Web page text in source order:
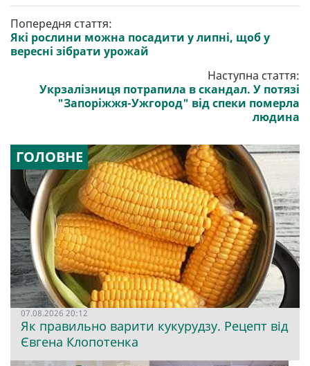
Попередня стаття:
Які рослини можна посадити у липні, щоб у
вересні зібрати урожай
Наступна стаття:
Укрзалізниця потрапила в скандал. У потязі
"Запоріжжя-Ужгород" від спеки померла
людина
ГОЛОВНЕ
07.08.2026 20:12
Як правильно варити кукурудзу. Рецепт від
Євгена Клопотенка